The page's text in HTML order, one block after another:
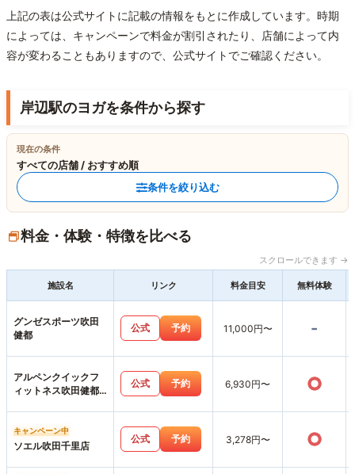
上記の表は公式サイトに記載の情報をもとに作成しています。時期
によっては、キャンペーンで料金が割引されたり、店舗によって内
容が変わることもありますので、公式サイトでご確認ください。
岸辺駅のヨガを条件から探す
現在の条件
すべての店舗 / おすすめ順
条件を絞り込む
料金・体験・特徴を比べる
スクロールできます →
施設名 リンク 料金目安 無料体験
グンゼスポーツ吹田
健都
公式 予約 11,000円〜 -
アルペンクイックフ
ィットネス吹田健都
公式 予約 6,930円〜 ○
キャンペーン中
ソエル吹田千里店
公式 予約 3,278円〜 ○